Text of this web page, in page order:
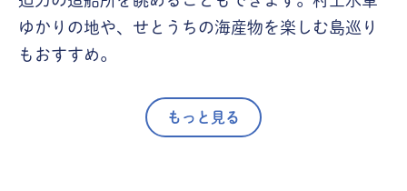
ゆかりの地や、せとうちの海産物を楽しむ島巡り
もおすすめ。
もっと見る